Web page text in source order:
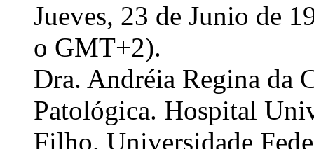
Jueves, 23 de Junio de
o GMT+2).
Dra. Andréia Regina da
Patológica. Hospital
Filho. Universidade